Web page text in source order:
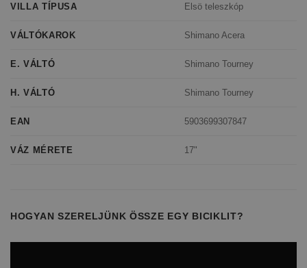
VILLA TÍPUSA Elsö teleszkóp
VÁLTÓKAROK Shimano Acera
E. VÁLTÓ Shimano Tourney
H. VÁLTÓ Shimano Tourney
EAN 5903699307847
VÁZ MÉRETE 17"
HOGYAN SZERELJÜNK ÖSSZE EGY BICIKLIT?